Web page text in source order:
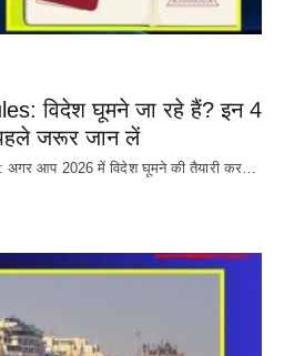
विदेश घूमने जा रहे हैं? इन 4
जरूर जान लें
आप 2026 में विदेश घूमने की तैयारी कर…